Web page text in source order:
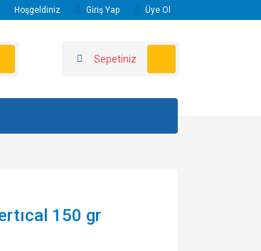
Hoşgeldiniz Giriş Yap Üye Ol
Sepetiniz
150 gr